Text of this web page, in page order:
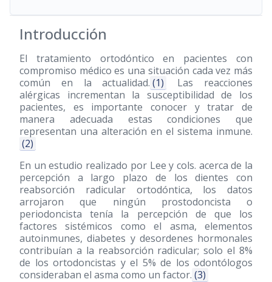
Introducción
El tratamiento ortodóntico en pacientes con
compromiso médico es una situación cada vez más
común en la actualidad. (1)
Las reacciones
alérgicas incrementan la susceptibilidad de los
pacientes, es importante conocer y tratar de
manera adecuada estas condiciones que
representan una alteración en el sistema inmune.
(2)
En un estudio realizado por Lee y cols. acerca de la
percepción a largo plazo de los dientes con
reabsorción radicular ortodóntica, los datos
arrojaron que ningún prostodoncista o
periodoncista tenía la percepción de que los
factores sistémicos como el asma, elementos
autoinmunes, diabetes y desordenes hormonales
contribuían a la reabsorción radicular; solo el 8%
de los ortodoncistas y el 5% de los odontólogos
consideraban el asma como un factor. (3)